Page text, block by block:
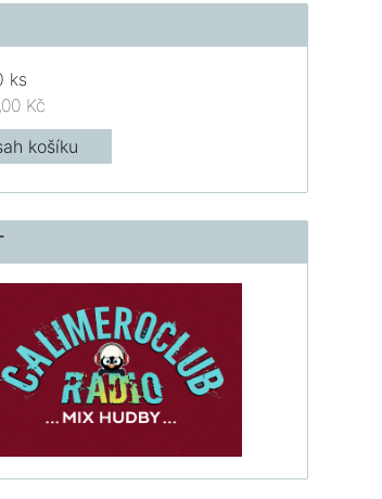
ks
Kč
košíku